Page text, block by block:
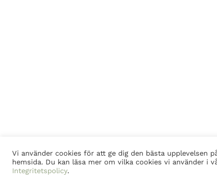
Vi använder cookies för att ge dig den bästa upplevelsen
hemsida. Du kan läsa mer om vilka cookies vi använder i
Integritetspolicy.